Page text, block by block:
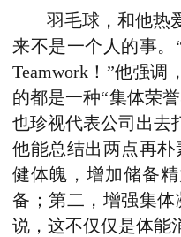
羽毛球，和他热
来不是一个人的事。
Teamwork！”他强调
的都是一种“集体荣
也珍视代表公司出去
他能总结出两点再
健体魄，增加储备
备；第二，增强集
说，这不仅仅是体能